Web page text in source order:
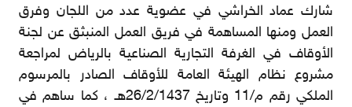
شارك عماد الخراشي في عضوية عدد من اللجان وفرق
العمل ومنها المساهمة في فريق العمل المنبثق عن لجنة
الأوقاف في الغرفة التجارية الصناعية بالرياض لمراجعة
مشروع نظام الهيئة العامة للأوقاف الصادر بالمرسوم
الملكي رقم م/11 وتاريخ 26/2/1437هـ ، كما ساهم في